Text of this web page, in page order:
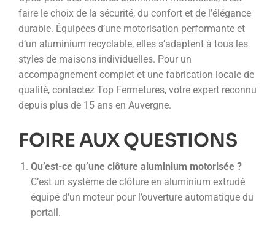
faire le choix de la sécurité, du confort et de l’élégance
durable. Équipées d’une motorisation performante et
d’un aluminium recyclable, elles s’adaptent à tous les
styles de maisons individuelles. Pour un
accompagnement complet et une fabrication locale de
qualité, contactez Top Fermetures, votre expert reconnu
depuis plus de 15 ans en Auvergne.
FOIRE AUX QUESTIONS
Qu’est-ce qu’une clôture aluminium motorisée ?
C’est un système de clôture en aluminium extrudé
équipé d’un moteur pour l’ouverture automatique du
portail.